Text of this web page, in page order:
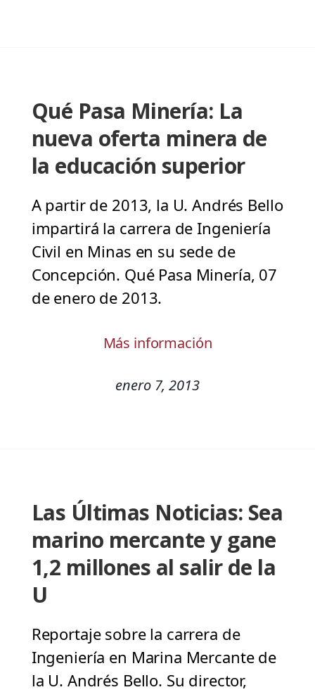
Qué Pasa Minería: La
nueva oferta minera de
la educación superior
A partir de 2013, la U. Andrés Bello
impartirá la carrera de Ingeniería
Civil en Minas en su sede de
Concepción. Qué Pasa Minería, 07
de enero de 2013.
Más información
enero 7, 2013
Las Últimas Noticias: Sea
marino mercante y gane
1,2 millones al salir de la
U
Reportaje sobre la carrera de
Ingeniería en Marina Mercante de
la U. Andrés Bello. Su director,